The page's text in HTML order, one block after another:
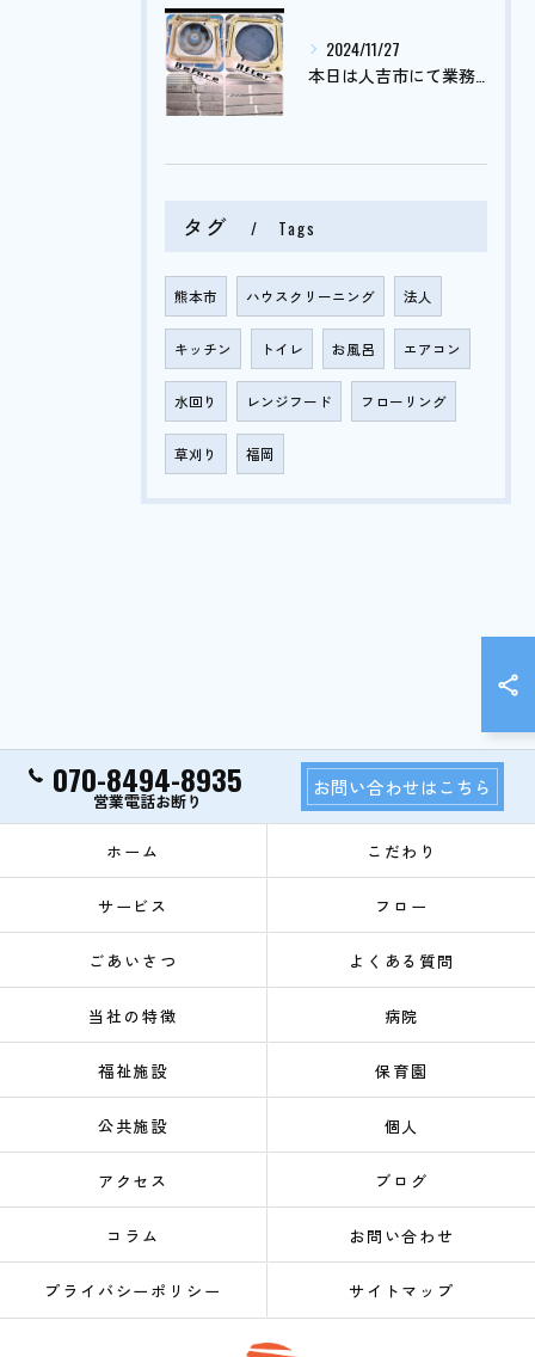
2024/11/27
本日は人吉市にて業務用エアコンクリーニング
タグ Tags
熊本市 ハウスクリーニング 法人
キッチン トイレ お風呂 エアコン
水回り レンジフード フローリング
草刈り 福岡
070-8494-8935 お問い合わせはこちら
ホーム こだわり
サービス フロー
ごあいさつ よくある質問
当社の特徴 病院
福祉施設 保育園
公共施設 個人
アクセス ブログ
コラム お問い合わせ
プライバシーポリシー サイトマップ